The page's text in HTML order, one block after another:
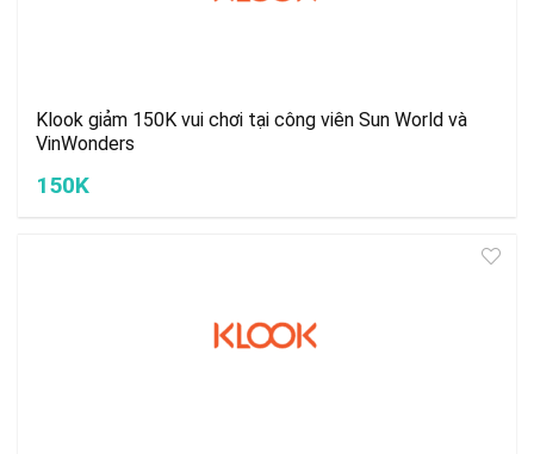
Klook giảm 150K vui chơi tại công viên Sun World và
VinWonders
150K